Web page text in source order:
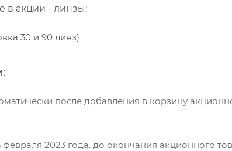
в акции - линзы:
30 и 90 линз)
после добавления в корзину
2023 года. до окончания акционного